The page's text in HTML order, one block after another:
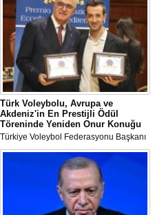
Türk Voleybolu, Avrupa ve
Akdeniz'in En Prestijli Ödül
Töreninde Yeniden Onur Konuğu
Türkiye Voleybol Federasyonu Başkanı
Mehmet Akif Üstündağ ile A Milli Kadın
Voleybol Takımı Başantrenörü Daniele
Santarelli, İtalya'nın başkenti Roma'da
düzenlenecek Euro-Mediterranean
Excellence Award 2026 (Akdeniz
Mükemmeliyet Ödülü) törenine 2. kez
resmi olarak davet edildi.